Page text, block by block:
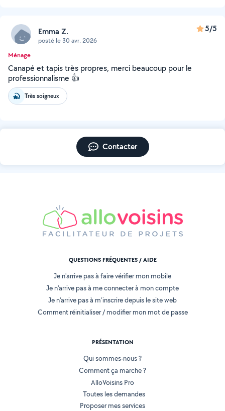
Emma Z.
posté le 30 avr. 2026
5/5
Ménage
Canapé et tapis très propres, merci beaucoup pour le
professionnalisme 👍
Très soigneux
Contacter
QUESTIONS FRÉQUENTES / AIDE
Je n'arrive pas à faire vérifier mon mobile
Je n'arrive pas à me connecter à mon compte
Je n'arrive pas à m'inscrire depuis le site web
Comment réinitialiser / modifier mon mot de passe
PRÉSENTATION
Qui sommes-nous ?
Comment ça marche ?
AlloVoisins Pro
Toutes les demandes
Proposer mes services